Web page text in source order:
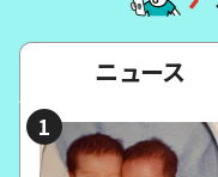
ニュース